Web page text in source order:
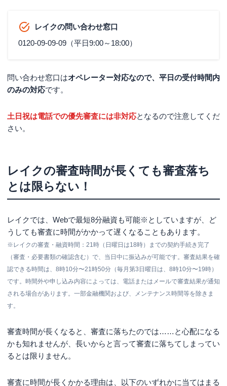
レイクの問い合わせ窓口
0120-09-09-09（平日9:00～18:00）
問い合わせ窓口はオペレーター対応なので、平日の受付時間内
のみの対応です。
土日祝は電話での優先審査には非対応となるので注意してくだ
さい。
レイクの審査時間が長くても審査落ち
とは限らない！
レイクでは、 Webで最短8分融資も可能※ としていますが、ど
うしても審査に時間がかかって遅くなることもあります。
※レイクの審査・融資時間：21時（日曜日は18時）までの契約手続き完了
（審査・必要書類の確認含む）で、当日中に振込みが可能です。審査結果を確
認できる時間は、8時10分〜21時50分（毎月第3日曜日は、8時10分〜19時）
です。時間外や申し込み内容によっては、電話またはメールで審査結果が通知
される場合があります。一部金融機関および、メンテナンス時間等を除きま
す。
審査時間が長くなると、審査に落ちたのでは……と心配になる
かも知れませんが、長いからと言って審査に落ちてしまってい
るとは限りません。
審査に時間が長くかかる理由は、以下のいずれかに当てはまる